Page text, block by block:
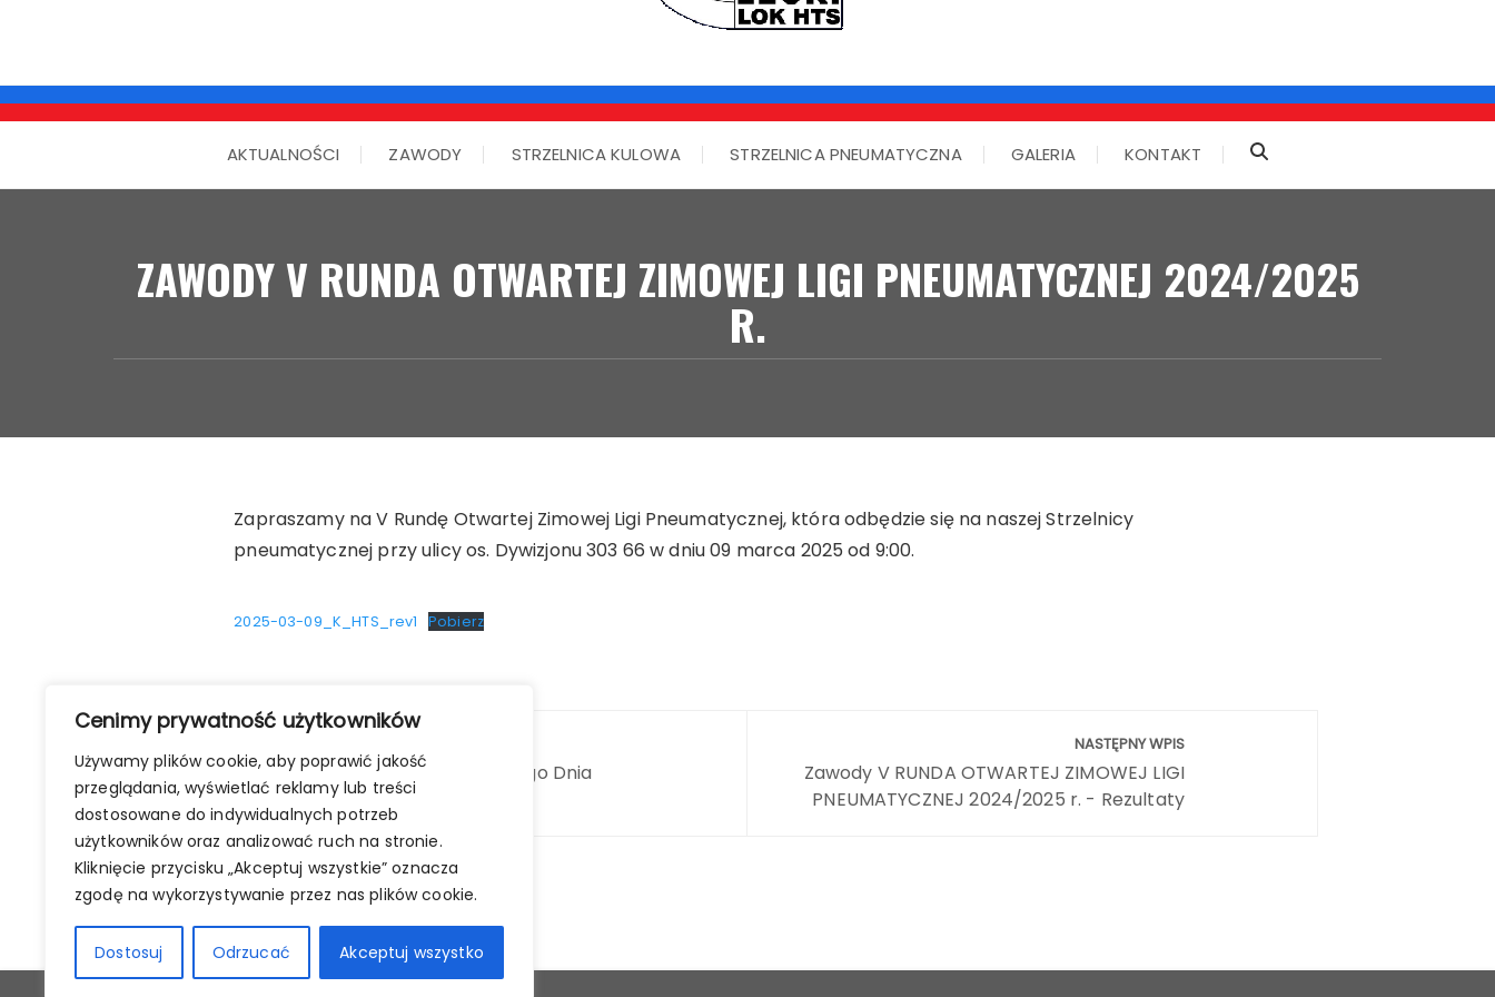
Cenimy prywatność użytkowników
Używamy plików cookie, aby poprawić jakość
przeglądania, wyświetlać reklamy lub treści
dostosowane do indywidualnych potrzeb
użytkowników oraz analizować ruch na stronie.
Kliknięcie przycisku „Akceptuj wszystkie” oznacza
zgodę na wykorzystywanie przez nas plików cookie.
Dostosuj Odrzucać Akceptuj wszystko
AKTUALNOŚCI ZAWODY STRZELNICA KULOWA STRZELNICA PNEUMATYCZNA GALERIA KONTAKT
ZAWODY V RUNDA OTWARTEJ ZIMOWEJ LIGI PNEUMATYCZNEJ 2024/2025
R.
Zapraszamy na V Rundę Otwartej Zimowej Ligi Pneumatycznej, która odbędzie się na naszej Strzelnicy
pneumatycznej przy ulicy os. Dywizjonu 303 66 w dniu 09 marca 2025 od 9:00.
2025-03-09_K_HTS_rev1 Pobierz
Nawigacja
wpisuZawody z okazji Międzynarodowego Dnia
Pizzy - Rezultaty
NASTĘPNY WPIS
Zawody V RUNDA OTWARTEJ ZIMOWEJ LIGI
PNEUMATYCZNEJ 2024/2025 r. - Rezultaty